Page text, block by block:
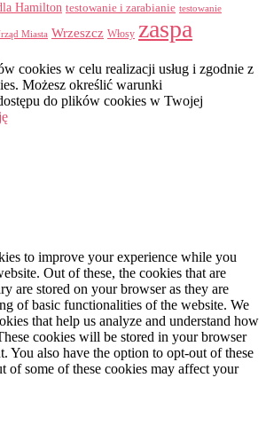
Hamilton testowanie i zarabianie testowanie
Miasta Wrzeszcz Włosy zaspa
cookies w celu realizacji usług i zgodnie z
Możesz określić warunki
do plików cookies w Twojej
to improve your experience while you
Out of these, the cookies that are
are stored on your browser as they are
of basic functionalities of the website. We
that help us analyze and understand how
cookies will be stored in your browser
You also have the option to opt-out of these
of some of these cookies may affect your